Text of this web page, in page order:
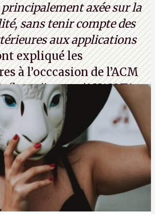
axée sur la
sans tenir compte des
aux applications
expliqué les
à l’occcasion de l’ACM
(http://cpc.cx/AH432T1
photo : Pexels - Tyler